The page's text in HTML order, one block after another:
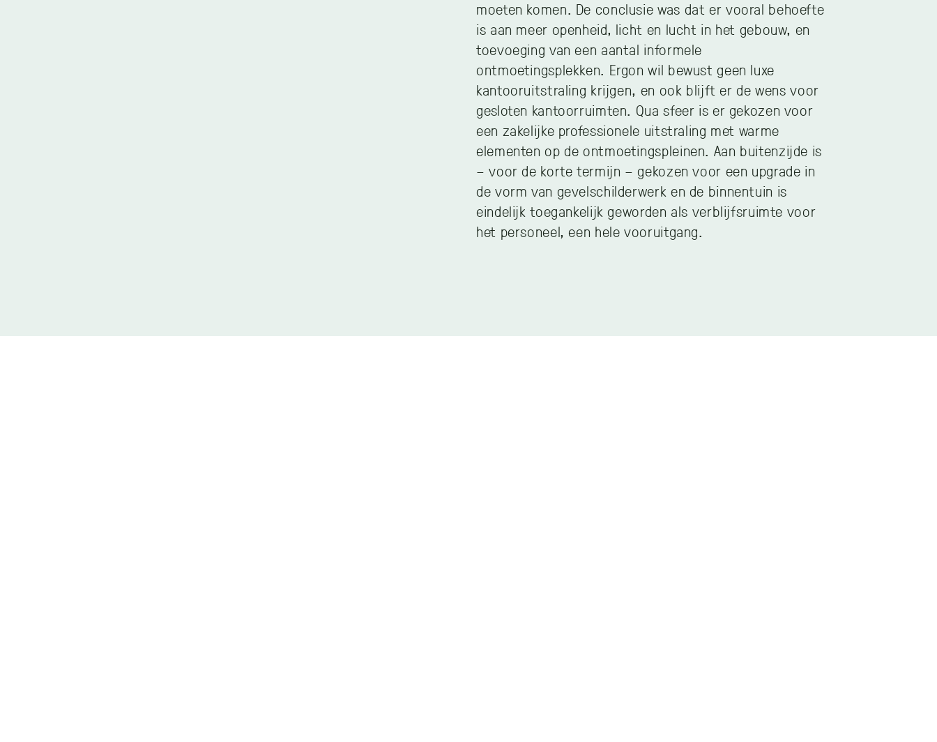
moeten komen. De conclusie was dat er vooral behoefte
is aan meer openheid, licht en lucht in het gebouw, en
toevoeging van een aantal informele
ontmoetingsplekken. Ergon wil bewust geen luxe
kantooruitstraling krijgen, en ook blijft er de wens voor
gesloten kantoorruimten. Qua sfeer is er gekozen voor
een zakelijke professionele uitstraling met warme
elementen op de ontmoetingspleinen. Aan buitenzijde is
– voor de korte termijn – gekozen voor een upgrade in
de vorm van gevelschilderwerk en de binnentuin is
eindelijk toegankelijk geworden als verblijfsruimte voor
het personeel, een hele vooruitgang.